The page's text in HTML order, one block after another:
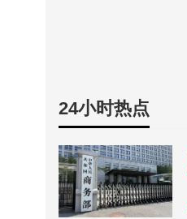
24小时热点